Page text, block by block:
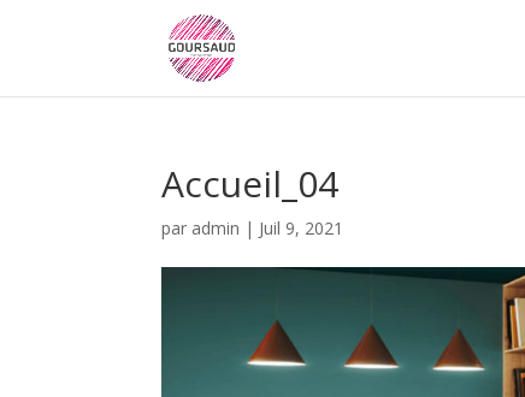
Accueil_04
par admin | Juil 9, 2021